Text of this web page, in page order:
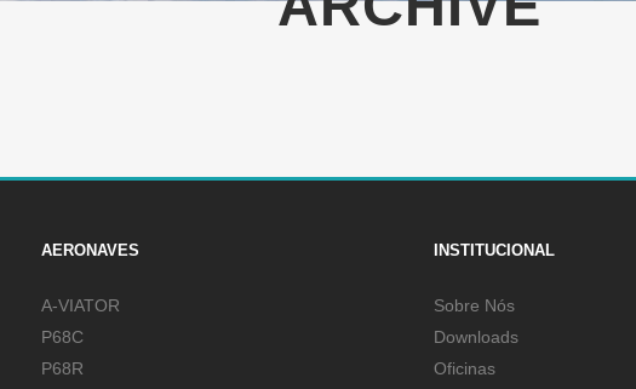
AERONAVES
A-VIATOR
P68C
P68R
INSTITUCIONAL
Sobre Nós
Downloads
Oficinas